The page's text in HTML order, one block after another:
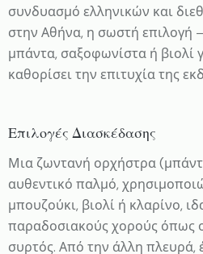
συνδυασμό ελληνικών και
στην Αθήνα, η σωστή επιλογή
μπάντα, σαξοφωνίστα ή βιολί
καθορίσει την επιτυχία της
Επιλογές Διασκέδασης
Μια ζωντανή ορχήστρα
αυθεντικό παλμό,
μπουζούκι, βιολί ή κλαρίνο,
παραδοσιακούς χορούς όπως
συρτός. Από την άλλη πλευρά,